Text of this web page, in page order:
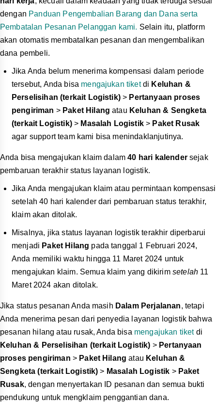
dengan Panduan Pengembalian Barang dan Dana serta
Pembatalan Pesanan Pelanggan kami. Selain itu, platform
akan otomatis membatalkan pesanan dan mengembalikan
dana pembeli.
Jika Anda belum menerima kompensasi dalam periode
tersebut, Anda bisa mengajukan tiketdi Keluhan &
Perselisihan (terkait Logistik)> Pertanyaan proses
pengiriman > Paket Hilang atau Keluhan & Sengketa
(terkait Logistik)> Masalah Logistik> Paket Rusak
agar support team kami bisa menindaklanjutinya.
Anda bisa mengajukan klaim dalam40 hari kalendersejak
pembaruan terakhir status layanan logistik.
Jika Anda mengajukan klaim atau permintaan kompensasi
setelah 40 hari kalender dari pembaruan status terakhir,
klaim akan ditolak.
Misalnya, jika status layanan logistik terakhir diperbarui
menjadi Paket Hilang pada tanggal 1 Februari 2024,
Anda memiliki waktu hingga 11 Maret 2024 untuk
mengajukan klaim. Semua klaim yang dikirim setelah 11
Maret 2024 akan ditolak.
Jika status pesanan Anda masih Dalam Perjalanan, tetapi
Anda menerima pesan dari penyedia layanan logistik bahwa
pesanan hilang atau rusak, Anda bisa mengajukan tiketdi
Keluhan & Perselisihan (terkait Logistik) > Pertanyaan
proses pengiriman > Paket Hilang atau Keluhan &
Sengketa (terkait Logistik) > Masalah Logistik > Paket
Rusak, dengan menyertakan ID pesanan dan semua bukti
pendukung untuk mengklaim penggantian dana.